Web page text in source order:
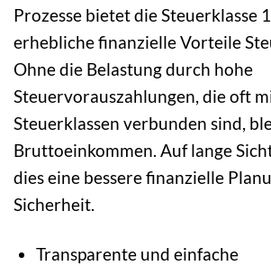
Prozesse bietet die Steuerklasse
erhebliche finanzielle Vorteile
Ohne die Belastung durch hohe
Steuervorauszahlungen, die oft
Steuerklassen verbunden sind,
Bruttoeinkommen. Auf lange
dies eine bessere finanzielle
Sicherheit.
Transparente und einfache